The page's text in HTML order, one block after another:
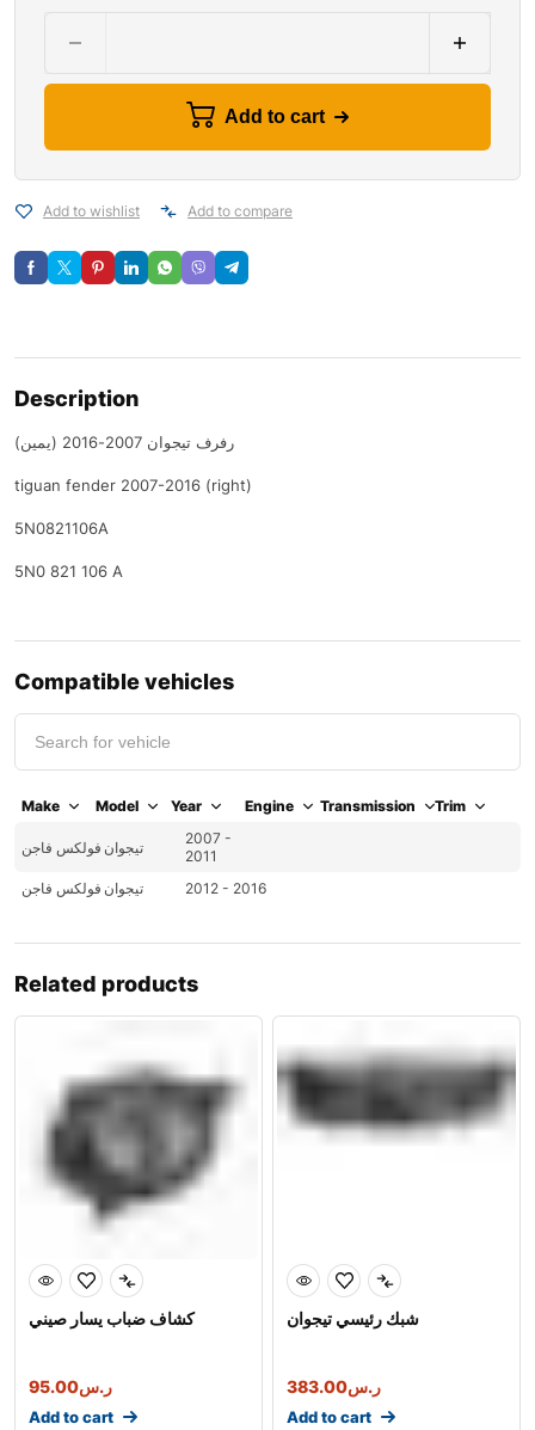
Add to cart
Add to wishlist Add to compare
Description
رفرف تيجوان 2007-2016 (يمين)
tiguan fender 2007-2016 (right)
5N0821106A
5N0 821 106 A
Compatible vehicles
Make Model Year Engine Transmission Trim
فولكس فاجن تيجوان
2007 -
2011
فولكس فاجن تيجوان 2012 - 2016
Related products
كشاف ضباب يسار صيني
ر.س95.00
Add to cart
شبك رئيسي تيجوان
ر.س383.00
Add to cart